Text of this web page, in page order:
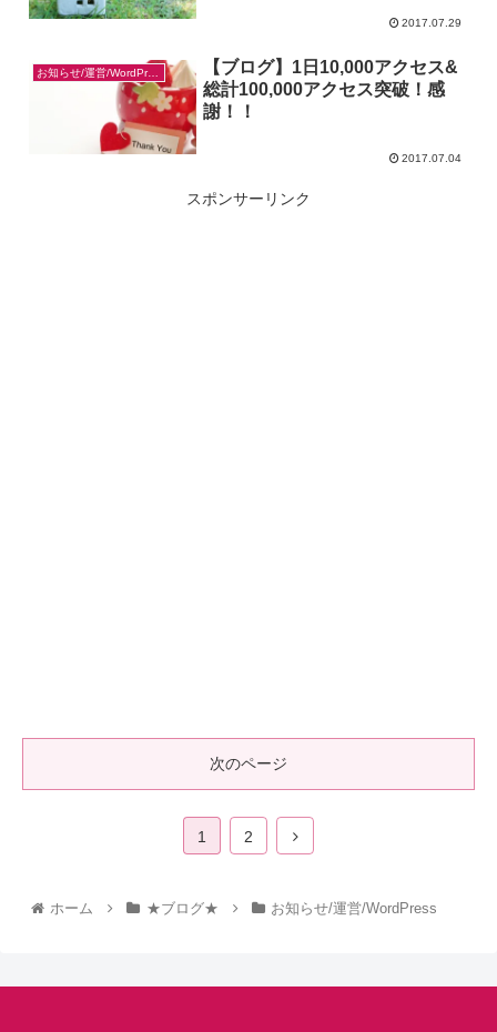
2017.07.29
お知らせ/運営/WordPress
【ブログ】1日10,000アクセス&
総計100,000アクセス突破！感
謝！！
2017.07.04
スポンサーリンク
次のページ
1 2
ホーム ★ブログ★ お知らせ/運営/WordPress